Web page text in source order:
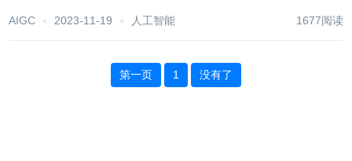
OpenAI的API中得到支持。今天，我们就来深入了解这个技
AIGC 2023-11-19 人工智能 1677阅读
第一页 1 没有了